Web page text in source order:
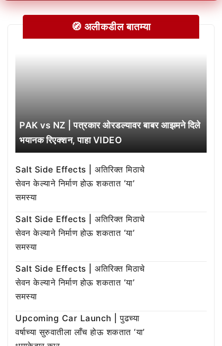
🧭 अलीकडील बातम्या
PAK vs NZ | पत्रकार ओरडल्यावर बाबर आझमने दिले
भयानक रिएक्शन, पाहा VIDEO
Salt Side Effects | अतिरिक्त मिठाचे
सेवन केल्याने निर्माण होऊ शकतात ‘या’
समस्या
Salt Side Effects | अतिरिक्त मिठाचे
सेवन केल्याने निर्माण होऊ शकतात ‘या’
समस्या
Salt Side Effects | अतिरिक्त मिठाचे
सेवन केल्याने निर्माण होऊ शकतात ‘या’
समस्या
Upcoming Car Launch | पुढच्या
वर्षाच्या सुरुवातीला लाँच होऊ शकतात ‘या’